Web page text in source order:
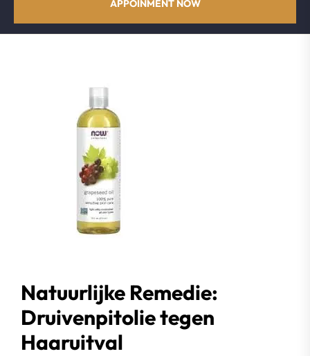
APPOINMENT NOW
Natuurlijke Remedie:
Druivenpitolie tegen
Haaruitval